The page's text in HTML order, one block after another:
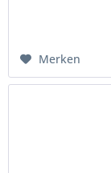
Merken